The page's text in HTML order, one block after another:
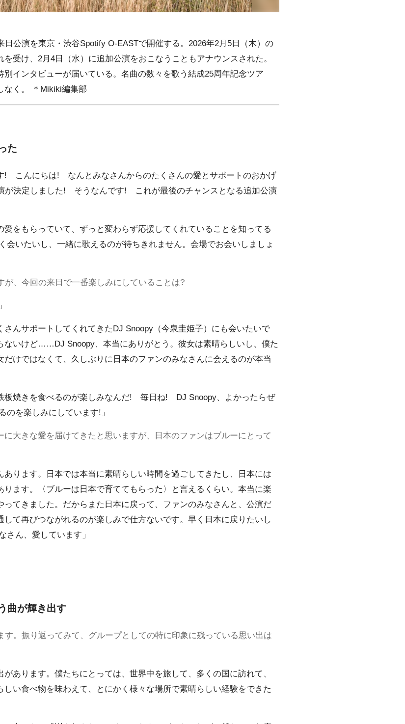
日公演を東京・渋谷Spotify O-EASTで開催する。2026年2月5日（木）の
受け、2月4日（水）に追加公演をおこなうこともアナウンスされた。
インタビューが届いている。名曲の数々を歌う結成25周年記念ツア
なく。 ＊Mikiki編集部
た
! こんにちは! なんとみなさんからのたくさんの愛とサポートのおかげ
が決定しました! そうなんです! これが最後のチャンスとなる追加公演
愛をもらっていて、ずっと変わらず応援してくれていることを知ってる
いたいし、一緒に歌えるのが待ちきれません。会場でお会いしましょ
、今回の来日で一番楽しみにしていることは?
さんサポートしてくれてきたDJ Snoopy（今泉圭姫子）にも会いたいで
ないけど……DJ Snoopy、本当にありがとう。彼女は素晴らしいし、僕た
けではなくて、久しぶりに日本のファンのみなさんに会えるのが本当
板焼きを食べるのが楽しみなんだ! 毎日ね! DJ Snoopy、よかったらぜ
を楽しみにしています!」
大きな愛を届けてきたと思いますが、日本のファンはブルーにとって
あります。日本では本当に素晴らしい時間を過ごしてきたし、日本には
ます。〈ブルーは日本で育ててもらった〉と言えるくらい。本当に楽
ってきました。だからまた日本に戻って、ファンのみなさんと、公演だ
て再びつながれるのが楽しみで仕方ないです。早く日本に戻りたいし
ん、愛しています」
曲が輝き出す
。振り返ってみて、グループとしての特に印象に残っている思い出は
があります。僕たちにとっては、世界中を旅して、多くの国に訪れて、
い食べ物を味わえて、とにかく様々な場所で素晴らしい経験をできた